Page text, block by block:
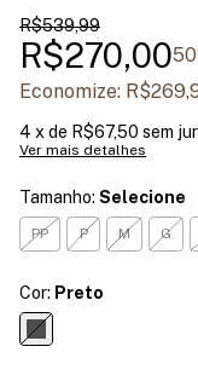
R$539,99
R$270,0050
Economize:
4 x de R$67,50 sem
Ver mais detalhes
Tamanho: Selecione
PP P M G
Cor: Preto